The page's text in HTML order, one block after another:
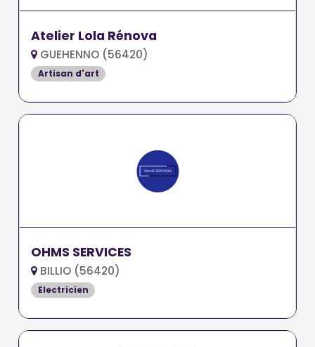
Atelier Lola Rénova
GUEHENNO (56420)
Artisan d'art
OHMS SERVICES
BILLIO (56420)
Electricien